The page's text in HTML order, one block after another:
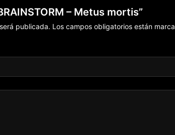
– Metus mortis”
publicada. Los campos obligatorios están